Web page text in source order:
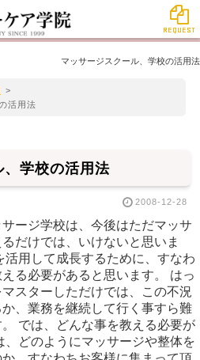
マッサージスクール、学校の活用法
>
活用法
、学校の活用法
2008-12-28
ージ学校は、今後はただマッサ
だけでは、いけないと思いま
用して成長するために、すなわ
る必要があると思います。 はっ
スターしただけでは、この不況
、業務を継続して行く事すら難
では、どんな事を教える必要が
、どのようにマッサージや整体を
REQUEST